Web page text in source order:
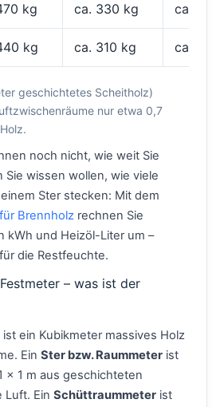
kg ca. 330 kg ca.
kg ca. 310 kg ca.
geschichtetes Scheitholz)
nur etwa 0,7
noch nicht, wie weit Sie
Sie wissen wollen, wie viele
Ster stecken: Mit dem
Brennholz rechnen Sie
kWh und Heizöl-Liter um –
die Restfeuchte.
– was ist der
ist ein Kubikmeter massives Holz
Ein Ster bzw. Raummeter ist
× 1 m aus geschichteten
Luft. Ein Schüttraummeter ist